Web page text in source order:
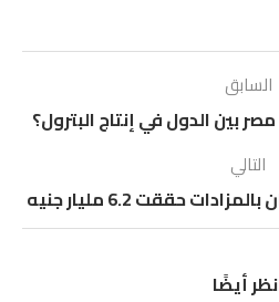
السابق
بين الدول في إنتاج البترول؟
التالي
حققت 6.2 مليار جنيه
أيضًا